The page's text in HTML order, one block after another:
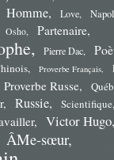
Homme Love
Osho Partenaire
Pierre Dac
Proverbe Français
Proverbe Russe
Russie Scientifique
Victor Hugo
ÂMe-sœur